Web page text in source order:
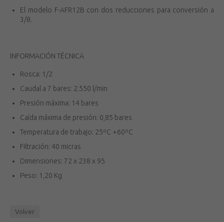
El modelo F-AFR12B con dos reducciones para conversión a
3/8.
INFORMACIÓN TÉCNICA
Rosca: 1/2
Caudal a 7 bares: 2.550 l/min
Presión máxima: 14 bares
Caída máxima de presión: 0,85 bares
Temperatura de trabajo: 25ºC +60ºC
Filtración: 40 micras
Dimensiones: 72 x 238 x 95
Peso: 1,20 Kg
Volver